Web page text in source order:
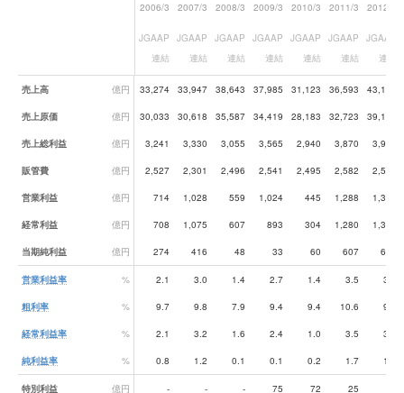
業績データ一覧
2006/3 2007/3 2008/3 2009/3 2010/3 2011/3 2012/3
JGAAP
連結
JGAAP
連結
JGAAP
連結
JGAAP
連結
JGAAP
連結
JGAAP
連結
JGAAP
連結
売上高 億円 33,274 33,947 38,643 37,985 31,123 36,593 43,103
売上原価 億円 30,033 30,618 35,587 34,419 28,183 32,723 39,129
売上総利益 億円 3,241 3,330 3,055 3,565 2,940 3,870 3,974
販管費 億円 2,527 2,301 2,496 2,541 2,495 2,582 2,593
営業利益 億円 714 1,028 559 1,024 445 1,288 1,381
経常利益 億円 708 1,075 607 893 304 1,280 1,336
当期純利益 億円 274 416 48 33 60 607 644
営業利益率 % 2.1 3.0 1.4 2.7 1.4 3.5 3.2
粗利率 % 9.7 9.8 7.9 9.4 9.4 10.6 9.2
経常利益率 % 2.1 3.2 1.6 2.4 1.0 3.5 3.1
純利益率 % 0.8 1.2 0.1 0.1 0.2 1.7 1.5
特別利益 億円 - - - 75 72 25